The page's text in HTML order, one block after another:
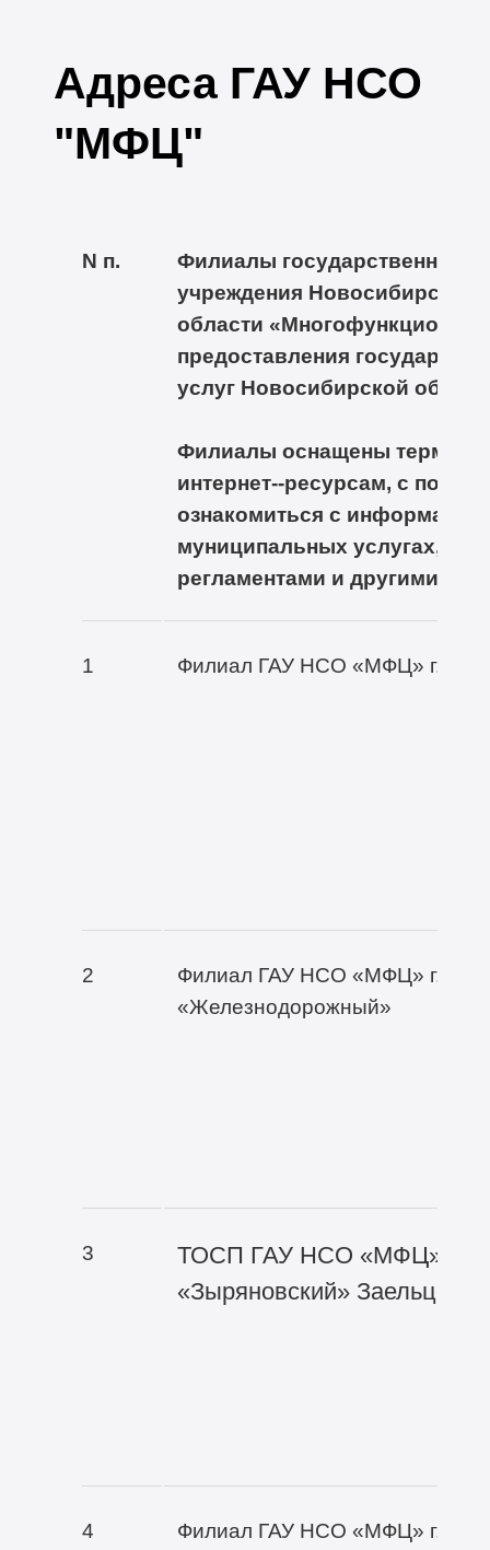
Адреса ГАУ НСО
"МФЦ"
N п.
Филиалы государственного
учреждения Новосибирской
области
предоставления
услуг Новосибирской
Филиалы оснащены
интернет--ресурсам, с
ознакомиться с
муниципальных услугах,
регламентами и другими
1 Филиал ГАУ НСО «МФЦ» г.
2
Филиал ГАУ НСО «МФЦ» г.
«Железнодорожный»
3
ТОСП ГАУ НСО «МФЦ»
«Зыряновский»
4 Филиал ГАУ НСО «МФЦ» г.